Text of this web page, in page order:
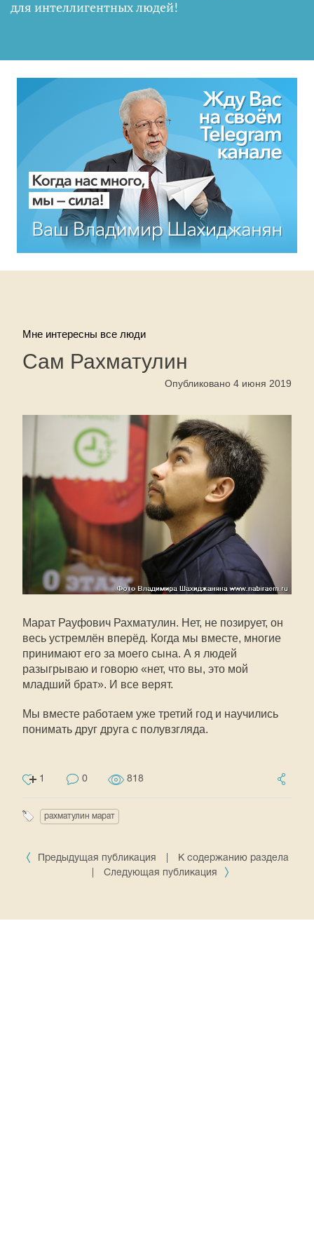
для интеллигентных людей!
Мне интересны все люди
Сам Рахматулин
Опубликовано 4 июня 2019
Марат Рауфович Рахматулин. Нет, не позирует, он
весь устремлён вперёд. Когда мы вместе, многие
принимают его за моего сына. А я людей
разыгрываю и говорю «нет, что вы, это мой
младший брат». И все верят.
Мы вместе работаем уже третий год и научились
понимать друг друга с полувзгляда.
1 0 818
рахматулин марат
Предыдущая публикация
К содержанию раздела
Следующая публикация